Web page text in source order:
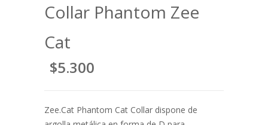
Collar Phantom Zee
Cat
$5.300
Zee.Cat Phantom Cat Collar dispone de